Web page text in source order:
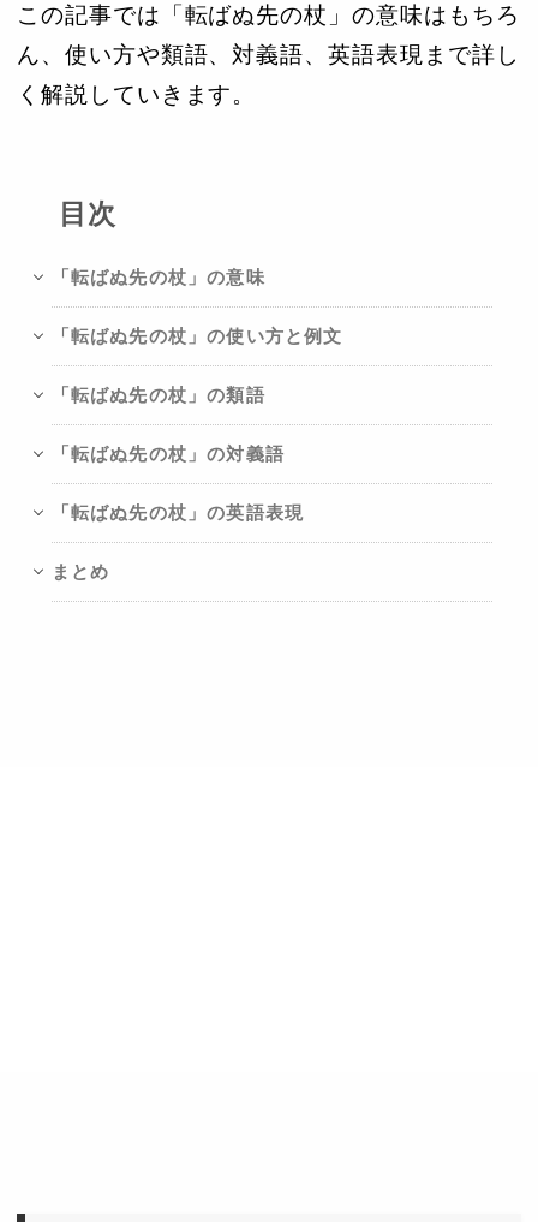
この記事では「転ばぬ先の杖」の意味はもちろ
ん、使い方や類語、対義語、英語表現まで詳し
く解説していきます。
目次
「転ばぬ先の杖」の意味
「転ばぬ先の杖」の使い方と例文
「転ばぬ先の杖」の類語
「転ばぬ先の杖」の対義語
「転ばぬ先の杖」の英語表現
まとめ